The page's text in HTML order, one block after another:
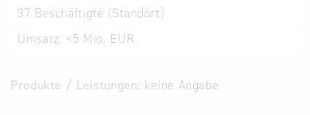
Datenbanken
37 Beschäftigte (Standort)
Umsatz: <5 Mio. EUR
Produkte / Leistungen: keine Angabe